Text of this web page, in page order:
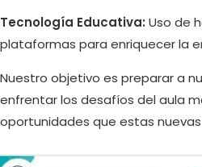
Tecnología Educativa: Uso de
plataformas para enriquecer la
Nuestro objetivo es preparar a
enfrentar los desafíos del aula
oportunidades que estas